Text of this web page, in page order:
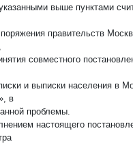
выше пунктами
правительств
совместного
и выписки населения в
в
проблемы.
настоящего